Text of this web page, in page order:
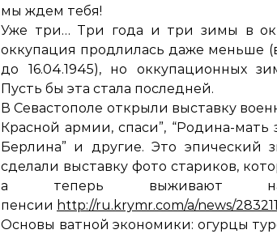
мы ждем тебя!
Уже три… Три года и три зимы в
оккупация продлилась даже меньше (в
до 16.04.1945), но оккупационных
Пусть бы эта стала последней.
В Севастополе открыли выставку
Красной армии, спаси”, “Родина-мать
Берлина” и другие. Это эпический
сделали выставку фото стариков,
а теперь выживают на
пенсии http://ru.krymr.com/a/news/
Основы ватной экономики: огурцы